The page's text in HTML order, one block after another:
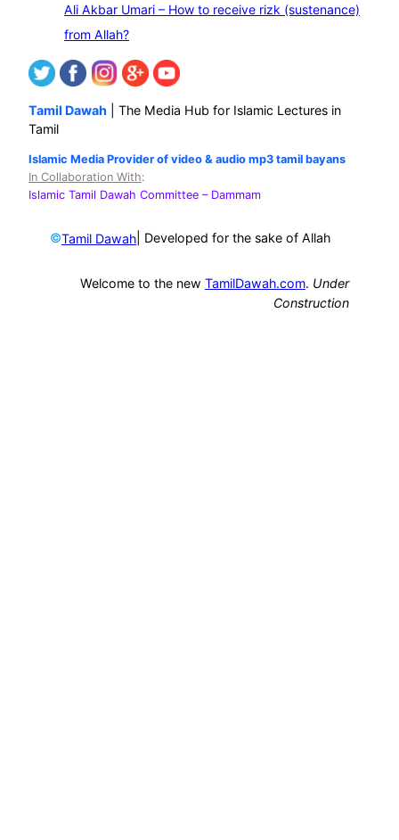
Ali Akbar Umari – How to receive rizk (sustenance)
from Allah?
Tamil Dawah | The Media Hub for Islamic Lectures in
Tamil
Islamic Media Provider of video & audio mp3 tamil bayans
In Collaboration With:
Islamic Tamil Dawah Committee – Dammam
©Tamil Dawah | Developed for the sake of Allah
Welcome to the new TamilDawah.com. Under
Construction